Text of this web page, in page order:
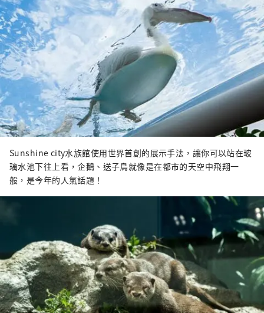
Sunshine city水族館使用世界首創的展示手法，讓你可以站在玻
璃水池下往上看，企鵝、送子鳥就像是在都市的天空中飛翔一
般，是今年的人氣話題！